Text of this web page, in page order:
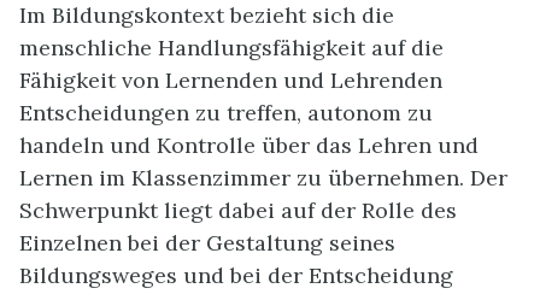
Im Bildungskontext bezieht sich die
menschliche Handlungsfähigkeit auf die
Fähigkeit von Lernenden und Lehrenden
Entscheidungen zu treffen, autonom zu
handeln und Kontrolle über das Lehren und
Lernen im Klassenzimmer zu übernehmen. Der
Schwerpunkt liegt dabei auf der Rolle des
Einzelnen bei der Gestaltung seines
Bildungsweges und bei der Entscheidung